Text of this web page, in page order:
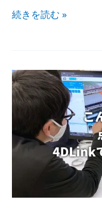
続きを​読む »
こんなに​
シンプル!
点群データを​
4DLinkで​
シェアしてみよう!!